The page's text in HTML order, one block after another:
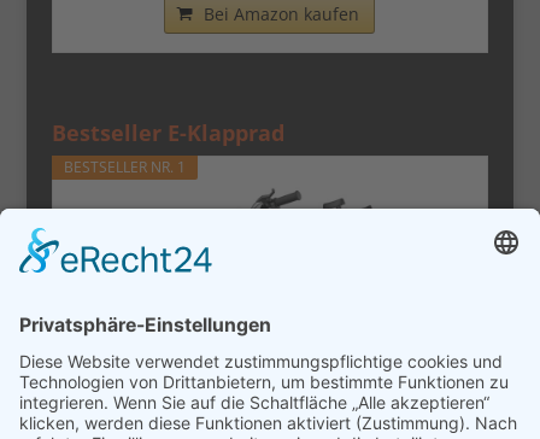
Bei Amazon kaufen
Bestseller E-Klapprad
BESTSELLER NR. 1